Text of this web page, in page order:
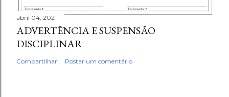
abril 04, 2021
ADVERTÊNCIA E SUSPENSÃO
DISCIPLINAR
Compartilhar Postar um comentário